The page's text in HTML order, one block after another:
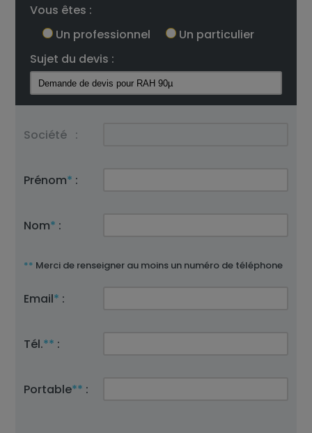
Vous êtes :
Un professionnel
Un particulier
Sujet du devis :
Société :
Prénom* :
Nom* :
** Merci de renseigner au moins un numéro de téléphone
Email* :
Tél.** :
Portable** :